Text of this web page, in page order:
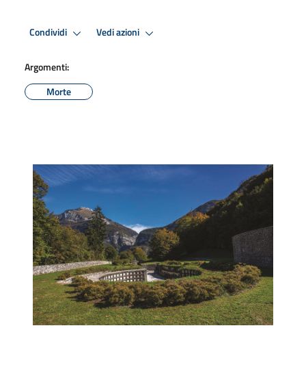
Condividi Vedi azioni
Argomenti:
Morte